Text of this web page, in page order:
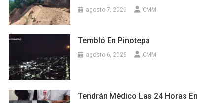
agosto 7, 2026 CMM
Tembló En Pinotepa
agosto 6, 2026 CMM
Tendrán Médico Las 24 Horas En